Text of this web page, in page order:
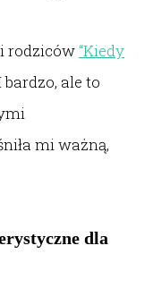
rodziców “Kiedy
bardzo, ale to
mi ważną,
dla